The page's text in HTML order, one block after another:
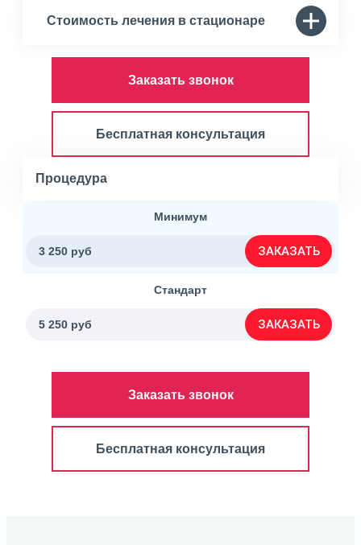
Стоимость лечения в стационаре
Заказать звонок
Бесплатная консультация
Процедура
Минимум
3 250 руб ЗАКАЗАТЬ
Стандарт
5 250 руб ЗАКАЗАТЬ
Заказать звонок
Бесплатная консультация